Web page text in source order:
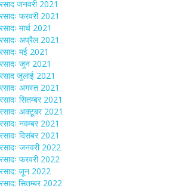
जनवरी 2021
फरवरी 2021
मार्च 2021
अप्रैल 2021
मई 2021
जून 2021
जुलाई 2021
अगस्त 2021
सितम्बर 2021
अक्टूबर 2021
नवम्बर 2021
दिसंबर 2021
जनवरी 2022
फरवरी 2022
जून 2022
सितम्बर 2022